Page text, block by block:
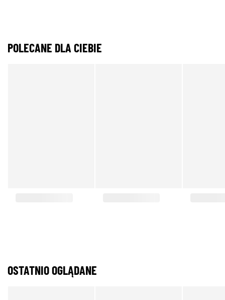
POLECANE DLA CIEBIE
OSTATNIO OGLĄDANE